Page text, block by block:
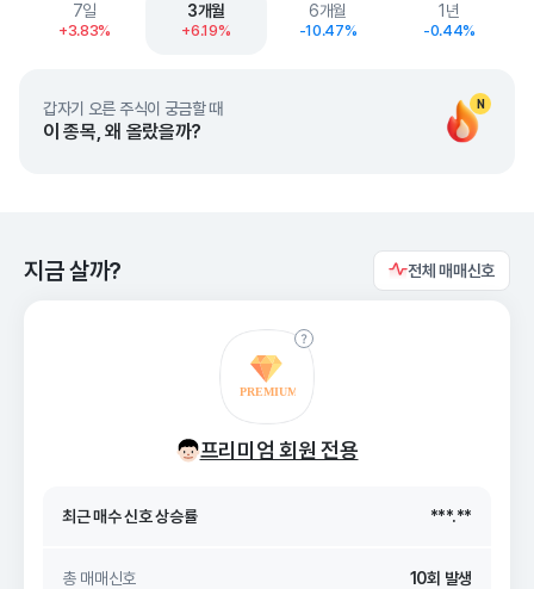
7일
+3.83%
3개월
+6.19%
6개월
-10.47%
1년
-0.44%
N
갑자기 오른 주식이 궁금할 때
이 종목, 왜 올랐을까?
지금 살까? 전체 매매신호
프리미엄 회원 전용
26. 08/09
최근 매수 신호 상승률 ***.**
최근 매수 신호 ***.**
총 매매신호
10회 발생